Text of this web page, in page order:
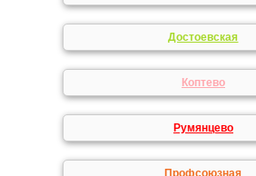
Достоевская
Коптево
Румянцево
Профсоюзная